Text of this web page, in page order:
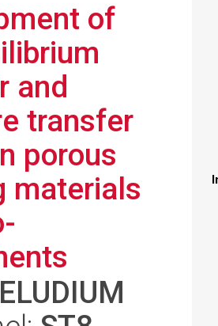
of
and
transfer
porous
materials